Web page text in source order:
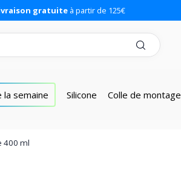
gratuite à partir de 125€
semaine Silicone Colle de montage
400 ml